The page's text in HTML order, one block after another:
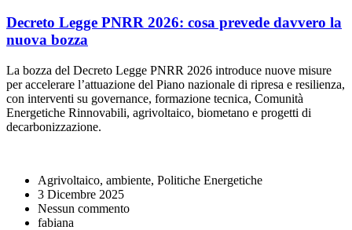
Decreto Legge PNRR 2026: cosa prevede davvero la
nuova bozza
La bozza del Decreto Legge PNRR 2026 introduce nuove misure
per accelerare l’attuazione del Piano nazionale di ripresa e resilienza,
con interventi su governance, formazione tecnica, Comunità
Energetiche Rinnovabili, agrivoltaico, biometano e progetti di
decarbonizzazione.
Agrivoltaico, ambiente, Politiche Energetiche
3 Dicembre 2025
Nessun commento
fabiana